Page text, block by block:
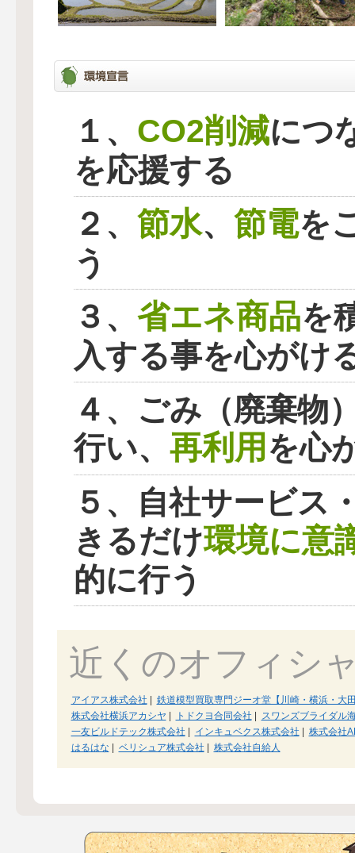
１、 CO2削減につ
を応援する
２、 節水、 節電を
う
３、 省エネ商品を
入する事を心がけ
４、ごみ（廃棄物
行い、 再利用を心
５、自社サービス
きるだけ環境に意
的に行う
近くのオフィシ
アイアス株式会社
鉄道模型買取専門ジーオ堂【川崎・横浜・大
株式会社横浜アカシヤ
トドクヨ合同会社
スワンズブライダル
一友ビルドテック株式会社
インキュベクス株式会社
株式会社
はるはな
ベリシュア株式会社 株式会社自給人